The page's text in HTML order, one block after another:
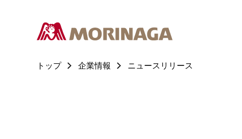
トップ 企業情報 ニュースリリース